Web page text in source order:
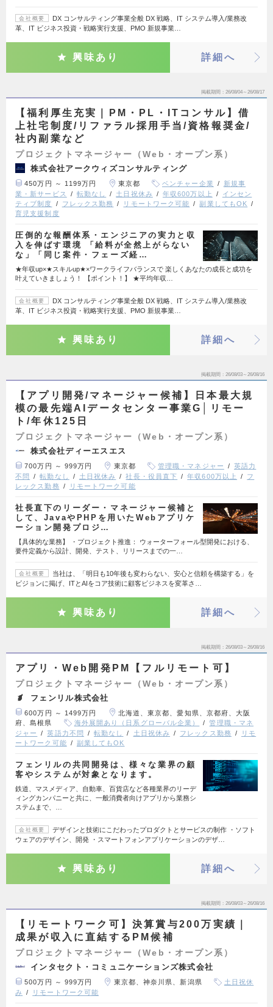
会社概要
DX コンサルティング事業全般 DX 戦略、IT システム導入/業務改
革、IT ビジネス投資・戦略実行支援、PMO 新規事業…
興味あり 詳細へ
掲載期間 26/08/04～26/08/17
【福利厚生充実｜PM・PL・ITコンサル】借
上社宅制度/リファラル採用手当/資格報奨金/
社内副業など
プロジェクトマネージャー（Web・オープン系）
株式会社アークウィズコンサルティング
450万円 ～ 1199万円 東京都 ベンチャー企業
新規事
業・新サービス
転勤なし 土日祝休み 年収600万以上
インセン
ティブ制度
フレックス勤務 リモートワーク可能
副業してもOK
育児支援制度
圧倒的な報酬体系・エンジニアの実力と収
入を伸ばす環境 「給料が全然上がらない
な」「同じ案件・フェーズ経…
★年収up×★スキルup★×ワークライフバランスで 楽しくあなたの成長と成功を
叶えていきましょう！ 【ポイント！】 ★平均年収…
会社概要
DX コンサルティング事業全般 DX 戦略、IT システム導入/業務改
革、IT ビジネス投資・戦略実行支援、PMO 新規事業…
興味あり 詳細へ
掲載期間 26/08/03～26/08/16
【アプリ開発/マネージャー候補】日本最大規
模の最先端AIデータセンター事業G│リモー
ト/年休125日
プロジェクトマネージャー（Web・オープン系）
株式会社ディーエスエス
700万円 ～ 999万円 東京都 管理職・マネジャー
英語力
不問
転勤なし 土日祝休み 社長・役員直下 年収600万以上
フ
レックス勤務
リモートワーク可能
社長直下のリーダー・マネージャー候補と
して、JavaやPHPを用いたWebアプリケ
ーション開発プロジ…
【具体的な業務】 ・プロジェクト推進： ウォーターフォール型開発における、
要件定義から設計、開発、テスト、リリースまでの一…
会社概要
当社は、「明日も10年後も変わらない、安心と信頼を構築する」を
ビジョンに掲げ、ITとAIをコア技術に顧客ビジネスを変革さ…
興味あり 詳細へ
掲載期間 26/08/03～26/08/16
アプリ・Web開発PM【フルリモート可】
プロジェクトマネージャー（Web・オープン系）
フェンリル株式会社
600万円 ～ 1499万円
北海道、東京都、愛知県、京都府、大阪
府、島根県
海外展開あり（日系グローバル企業）
管理職・マネ
ジャー
英語力不問 転勤なし 土日祝休み フレックス勤務
リモ
ートワーク可能
副業してもOK
フェンリルの共同開発は、様々な業界の顧
客やシステムが対象となります。
鉄道、マスメディア、自動車、百貨店など各種業界のリーデ
ィングカンパニーと共に、一般消費者向けアプリから業務シ
ステムまで、…
会社概要
デザインと技術にこだわったプロダクトとサービスの制作 ・ソフト
ウェアのデザイン、開発 ・スマートフォンアプリケーションのデザ…
興味あり 詳細へ
掲載期間 26/08/03～26/08/16
【リモートワーク可】決算賞与200万実績｜
成果が収入に直結するPM候補
プロジェクトマネージャー（Web・オープン系）
インタセクト・コミュニケーションズ株式会社
500万円 ～ 999万円 東京都、神奈川県、新潟県
土日祝休
み
リモートワーク可能